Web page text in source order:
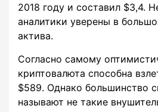
2018 году и составил $3,4.
аналитики уверены в
актива.
Согласно самому
криптовалюта способна
$589. Однако большинство
называют не такие